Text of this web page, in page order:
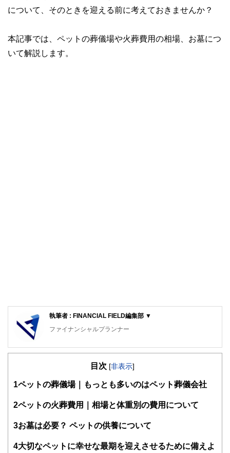
について、そのときを迎える前に考えておきませんか？
本記事では、ペットの葬儀場や火葬費用の相場、お墓につ
いて解説します。
執筆者 : FINANCIAL FIELD編集部 ▼
ファイナンシャルプランナー
FinancialField編集部は、金融、経済に関する記事を、日々
知識がない方でも理解できるようわかりやすく発信していま
得者を中心に「お金や暮らし」に関する書籍・雑誌の編集経
験者で構成され、企画立案から記事掲載まですべての工程に
護士、税理士、宅地建物取引士、相続診断士、住宅ローンア
目次 [非表示]
1 ペットの葬儀場｜もっとも多いのはペット葬儀会社
2ペットの火葬費用｜相場と体重別の費用について
3お墓は必要？ ペットの供養について
4大切なペットに幸せな最期を迎えさせるために備えよ